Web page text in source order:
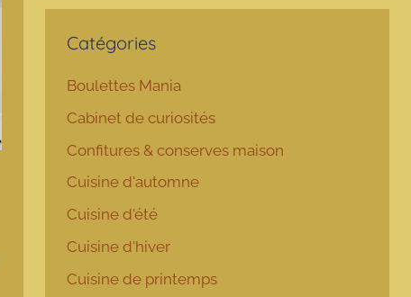
Catégories
Boulettes Mania
Cabinet de curiosités
Confitures & conserves maison
Cuisine d'automne
Cuisine d'été
Cuisine d'hiver
Cuisine de printemps